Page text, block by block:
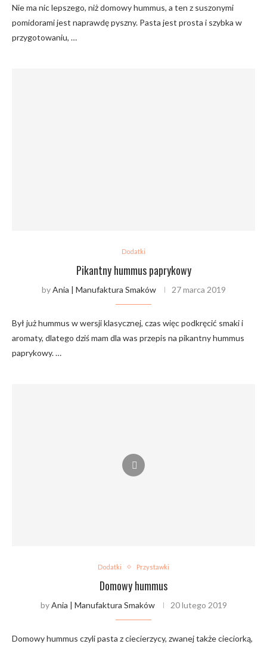
Nie ma nic lepszego, niż domowy hummus, a ten z suszonymi
pomidorami jest naprawdę pyszny. Pasta jest prosta i szybka w
przygotowaniu, …
Dodatki
Pikantny hummus paprykowy
byAnia | Manufaktura Smaków 27 marca 2019
Był już hummus w wersji klasycznej, czas więc podkręcić smaki i
aromaty, dlatego dziś mam dla was przepis na pikantny hummus
paprykowy. …
Dodatki Przystawki
Domowy hummus
byAnia | Manufaktura Smaków 20 lutego 2019
Domowy hummus czyli pasta z ciecierzycy, zwanej także cieciorką,